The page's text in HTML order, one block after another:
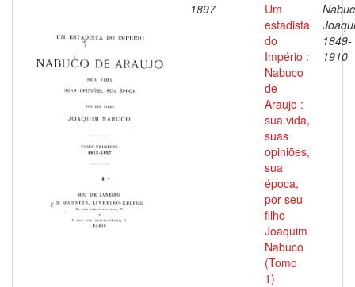
1897
Um
estadista
do
Império :
Nabuco
de
Araujo :
sua vida,
suas
opiniões,
sua
época,
por seu
filho
Joaquim
Nabuco
(Tomo
1)
1849-
1910